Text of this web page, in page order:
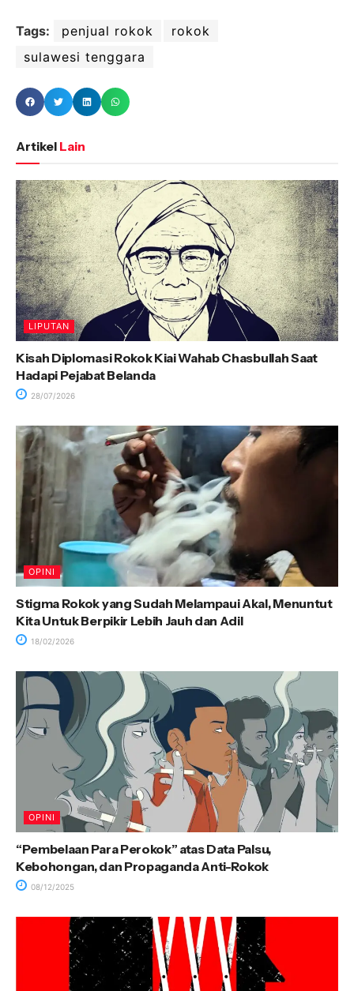
Tags: penjual rokok
rokok
sulawesi tenggara
Artikel Lain
LIPUTAN
Kisah Diplomasi Rokok Kiai Wahab Chasbullah Saat
Hadapi Pejabat Belanda
28/07/2026
OPINI
Stigma Rokok yang Sudah Melampaui Akal, Menuntut
Kita Untuk Berpikir Lebih Jauh dan Adil
18/02/2026
OPINI
“Pembelaan Para Perokok” atas Data Palsu,
Kebohongan, dan Propaganda Anti-Rokok
08/12/2025